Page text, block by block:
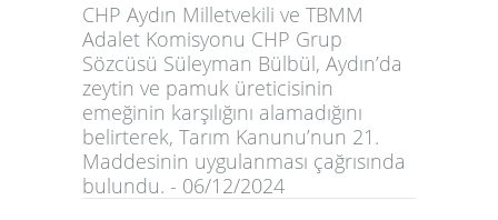
CHP Aydın Milletvekili ve TBMM
Adalet Komisyonu CHP Grup
Sözcüsü Süleyman Bülbül, Aydın’da
zeytin ve pamuk üreticisinin
emeğinin karşılığını alamadığını
belirterek, Tarım Kanunu’nun 21.
Maddesinin uygulanması çağrısında
bulundu. - 06/12/2024